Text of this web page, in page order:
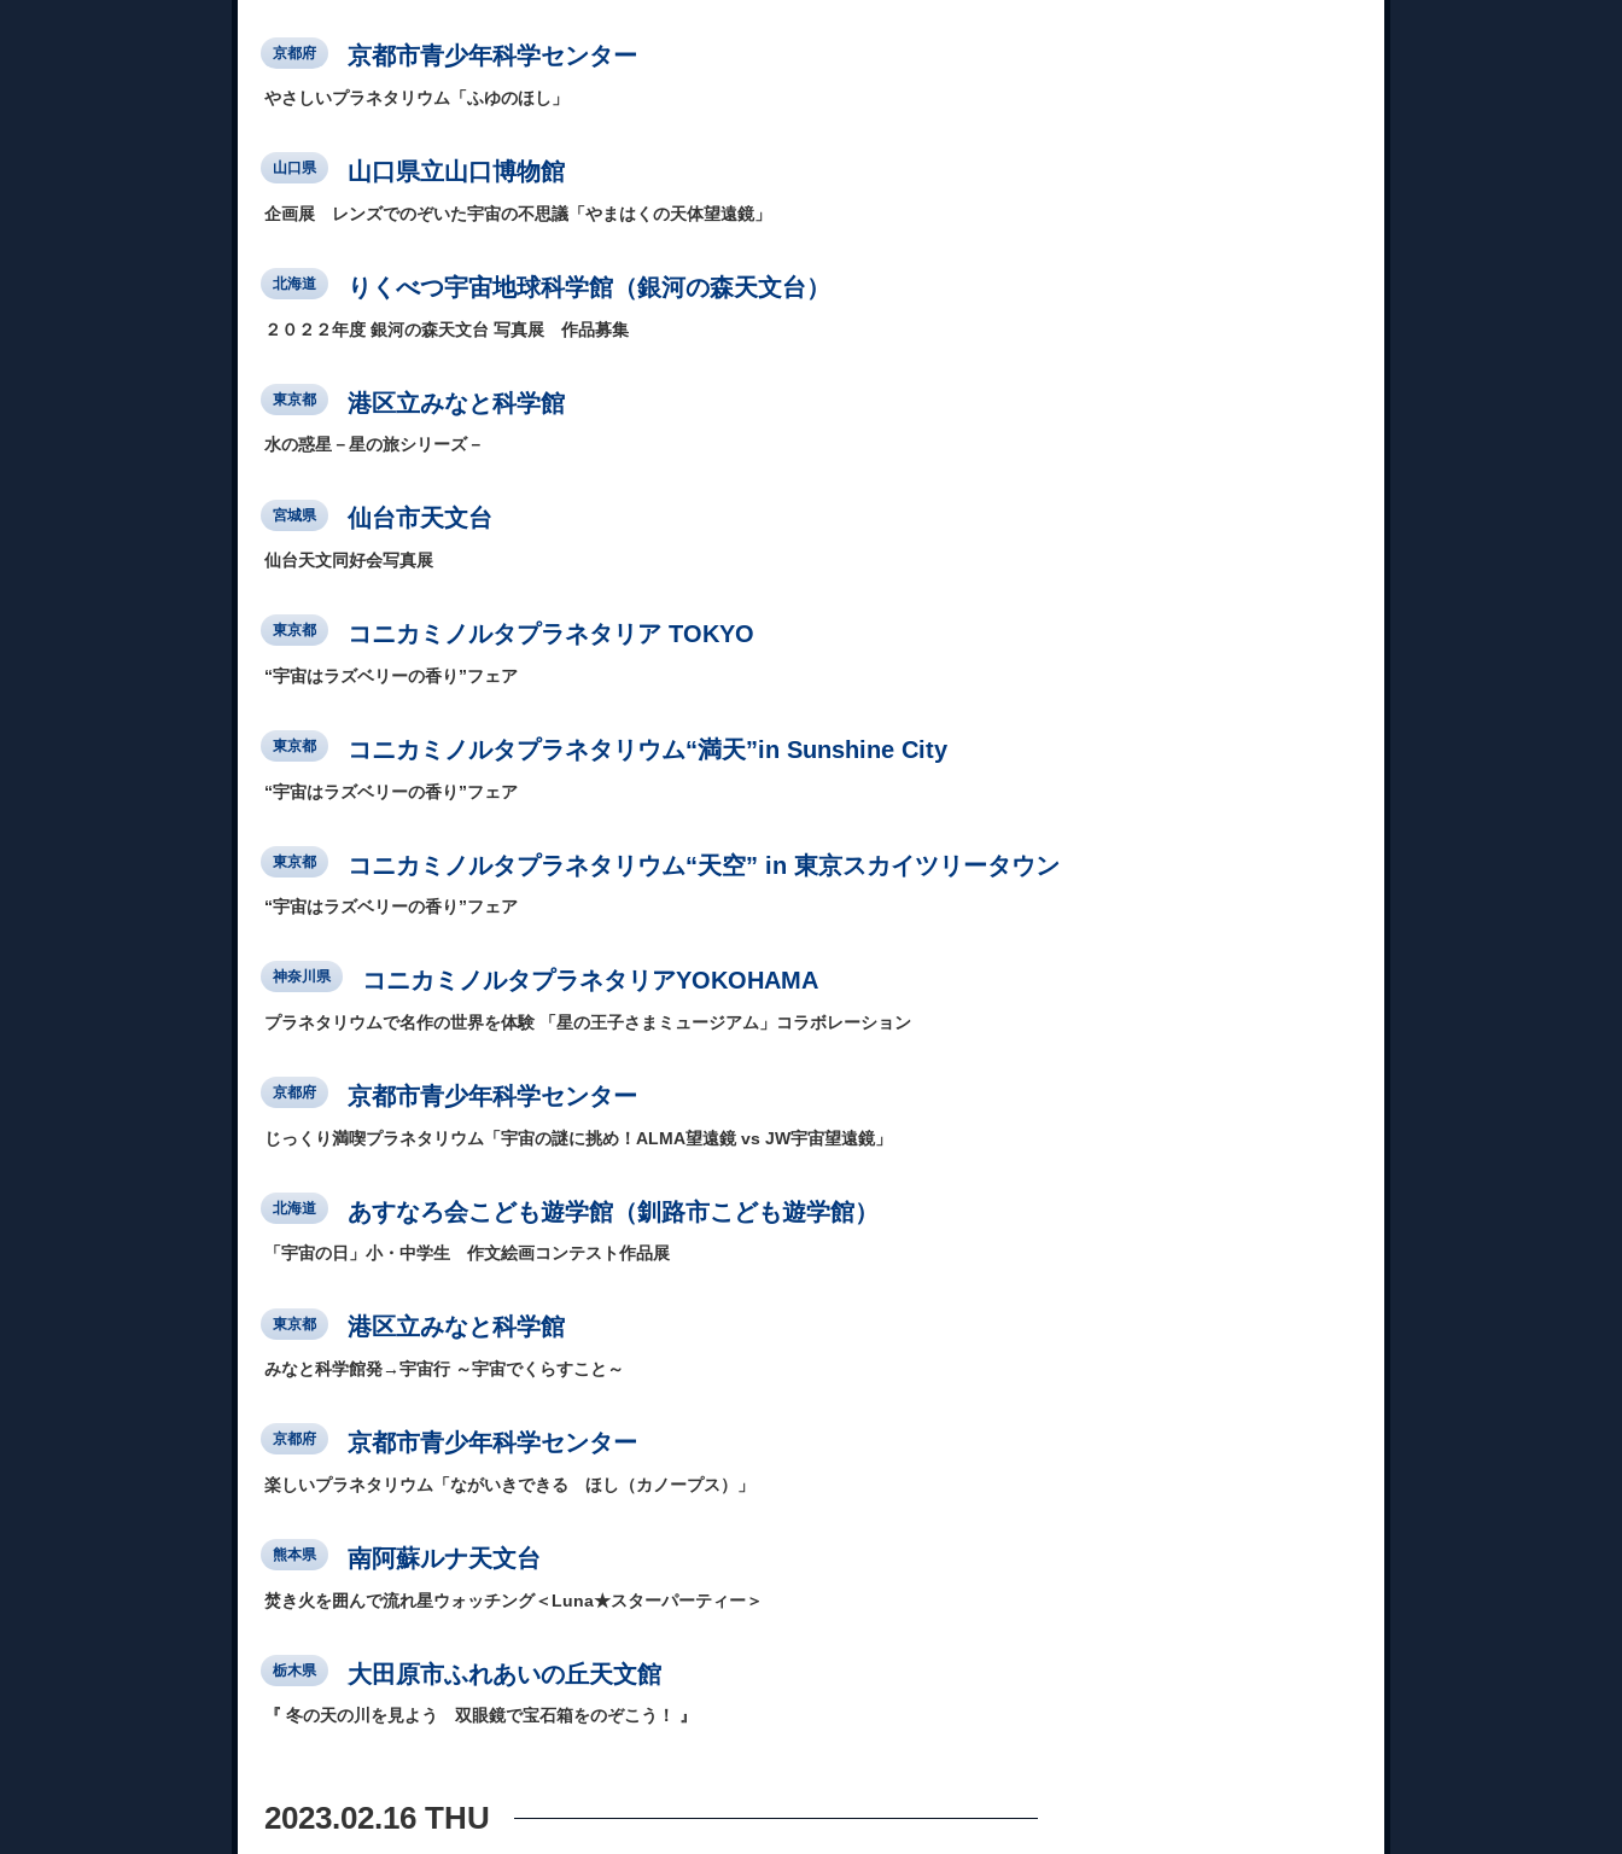
京都府 京都市青少年科学センター
やさしいプラネタリウム「ふゆのほし」
山口県 山口県立山口博物館
企画展 レンズでのぞいた宇宙の不思議「やまはくの天体望遠鏡」
北海道 りくべつ宇宙地球科学館（銀河の森天文台）
２０２２年度 銀河の森天文台 写真展 作品募集
東京都 港区立みなと科学館
水の惑星－星の旅シリーズ－
宮城県 仙台市天文台
仙台天文同好会写真展
東京都 コニカミノルタプラネタリア TOKYO
“宇宙はラズベリーの香り”フェア
東京都 コニカミノルタプラネタリウム“満天”in Sunshine City
“宇宙はラズベリーの香り”フェア
東京都 コニカミノルタプラネタリウム“天空” in 東京スカイツリータウン
“宇宙はラズベリーの香り”フェア
神奈川県 コニカミノルタプラネタリアYOKOHAMA
プラネタリウムで名作の世界を体験 「星の王子さまミュージアム」コラボレーション
京都府 京都市青少年科学センター
じっくり満喫プラネタリウム「宇宙の謎に挑め！ALMA望遠鏡 vs JW宇宙望遠鏡」
北海道 あすなろ会こども遊学館（釧路市こども遊学館）
「宇宙の日」小・中学生 作文絵画コンテスト作品展
東京都 港区立みなと科学館
みなと科学館発→宇宙行 ～宇宙でくらすこと～
京都府 京都市青少年科学センター
楽しいプラネタリウム「ながいきできる ほし（カノープス）」
熊本県 南阿蘇ルナ天文台
焚き火を囲んで流れ星ウォッチング＜Luna★スターパーティー＞
栃木県 大田原市ふれあいの丘天文館
『 冬の天の川を見よう 双眼鏡で宝石箱をのぞこう！ 』
2023.02.16 THU